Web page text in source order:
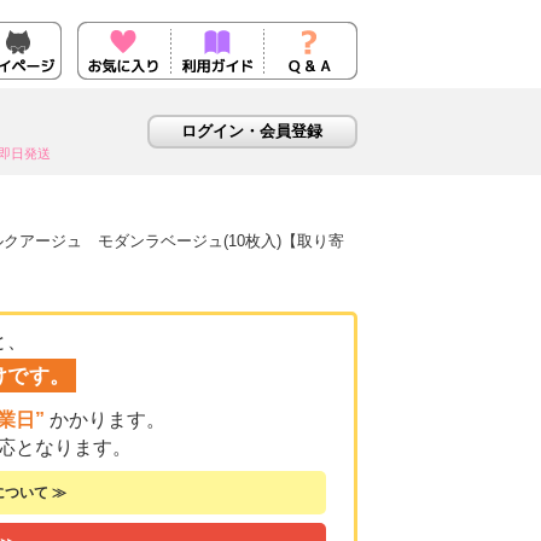
日発送
アージュ モダンラベージュ(10枚入)【取り寄
す。
日” かかります。
となります。
ついて ≫